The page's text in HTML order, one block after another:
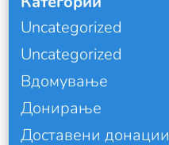
Uncategorized
Uncategorized
Вдомување
Донирање
Доставени донации